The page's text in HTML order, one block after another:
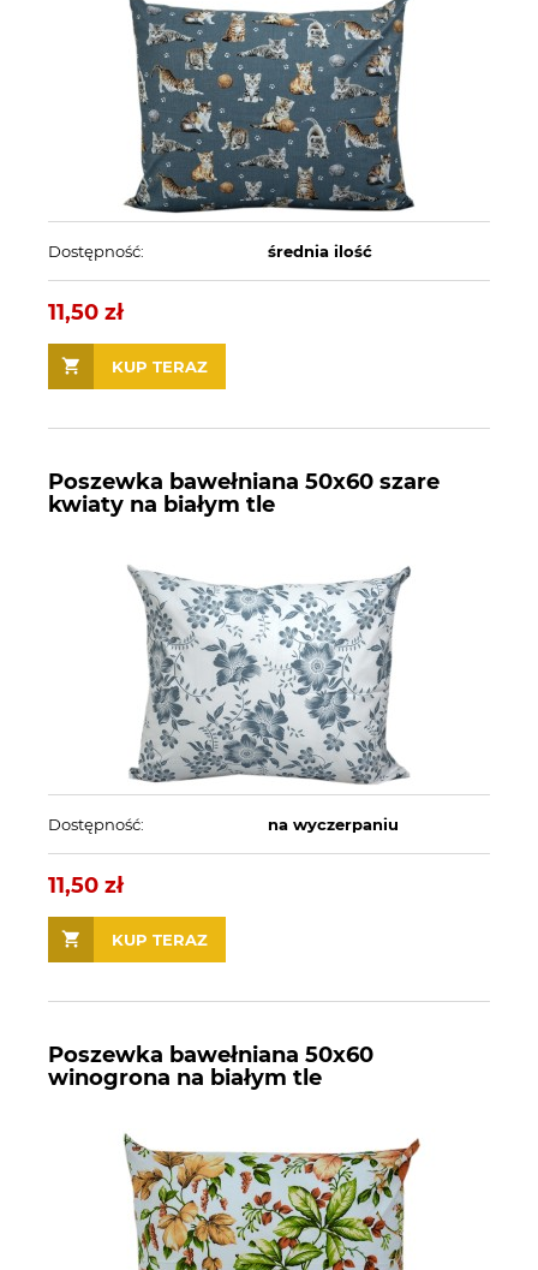
Dostępność: średnia ilość
11,50 zł
KUP TERAZ
Poszewka bawełniana 50x60 szare
kwiaty na białym tle
Dostępność: na wyczerpaniu
11,50 zł
KUP TERAZ
Poszewka bawełniana 50x60
winogrona na białym tle